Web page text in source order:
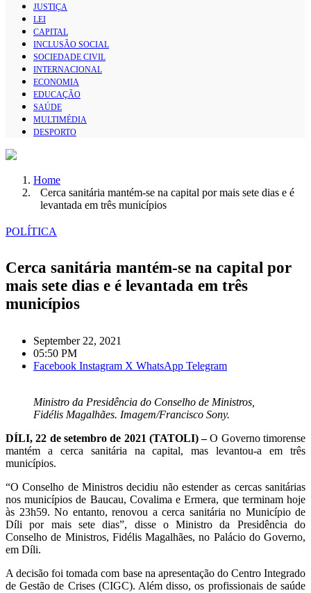
JUSTIÇA
LEI
CAPITAL
INCLUSÃO SOCIAL
SOCIEDADE CIVIL
INTERNACIONAL
ECONOMIA
EDUCAÇÃO
SAÚDE
MULTIMÉDIA
DESPORTO
Home
Cerca sanitária mantém-se na capital por mais sete dias e é
levantada em três municípios
POLÍTICA
Cerca sanitária mantém-se na capital por
mais sete dias e é levantada em três
municípios
September 22, 2021
05:50 PM
Facebook Instagram X WhatsApp Telegram
Ministro da Presidência do Conselho de Ministros,
Fidélis Magalhães. Imagem/Francisco Sony.
DÍLI, 22 de setembro de 2021 (TATOLI) –O Governo timorense
mantém a cerca sanitária na capital, mas levantou-a em três
municípios.
“O Conselho de Ministros decidiu não estender as cercas sanitárias
nos municípios de Baucau, Covalima e Ermera, que terminam hoje
às 23h59. No entanto, renovou a cerca sanitária no Município de
Díli por mais sete dias”, disse o Ministro da Presidência do
Conselho de Ministros, Fidélis Magalhães, no Palácio do Governo,
em Díli.
A decisão foi tomada com base na apresentação do Centro Integrado
de Gestão de Crises (CIGC). Além disso, os profissionais de saúde